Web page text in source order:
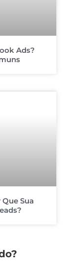
Ads?
Sua